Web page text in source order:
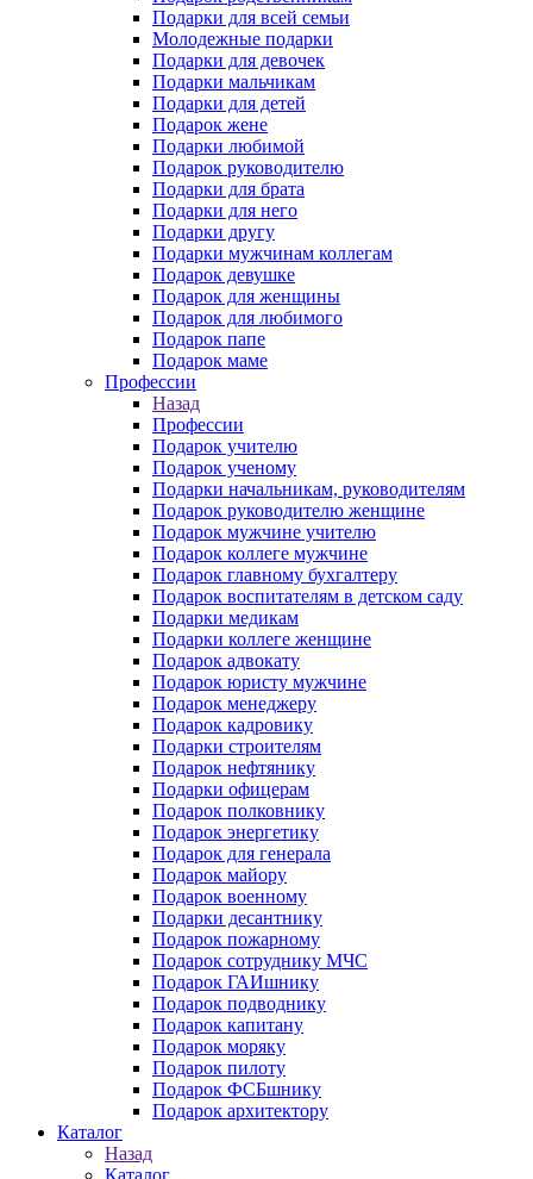
Подарки для всей семьи
Молодежные подарки
Подарки для девочек
Подарки мальчикам
Подарки для детей
Подарок жене
Подарки любимой
Подарок руководителю
Подарки для брата
Подарки для него
Подарки другу
Подарки мужчинам коллегам
Подарок девушке
Подарок для женщины
Подарок для любимого
Подарок папе
Подарок маме
Профессии
Назад
Профессии
Подарок учителю
Подарок ученому
Подарки начальникам, руководителям
Подарок руководителю женщине
Подарок мужчине учителю
Подарок коллеге мужчине
Подарок главному бухгалтеру
Подарок воспитателям в детском саду
Подарки медикам
Подарки коллеге женщине
Подарок адвокату
Подарок юристу мужчине
Подарок менеджеру
Подарок кадровику
Подарки строителям
Подарок нефтянику
Подарки офицерам
Подарок полковнику
Подарок энергетику
Подарок для генерала
Подарок майору
Подарок военному
Подарки десантнику
Подарок пожарному
Подарок сотруднику МЧС
Подарок ГАИшнику
Подарок подводнику
Подарок капитану
Подарок моряку
Подарок пилоту
Подарок ФСБшнику
Подарок архитектору
Каталог
Назад
Каталог